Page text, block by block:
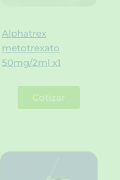
Alphatrex
metotrexato
50mg/2ml x1
Cotizar